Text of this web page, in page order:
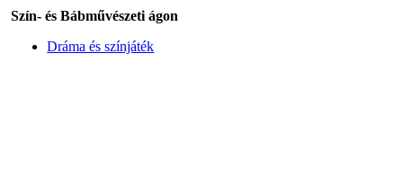
Szín- és Bábművészeti ágon
Dráma és színjáték